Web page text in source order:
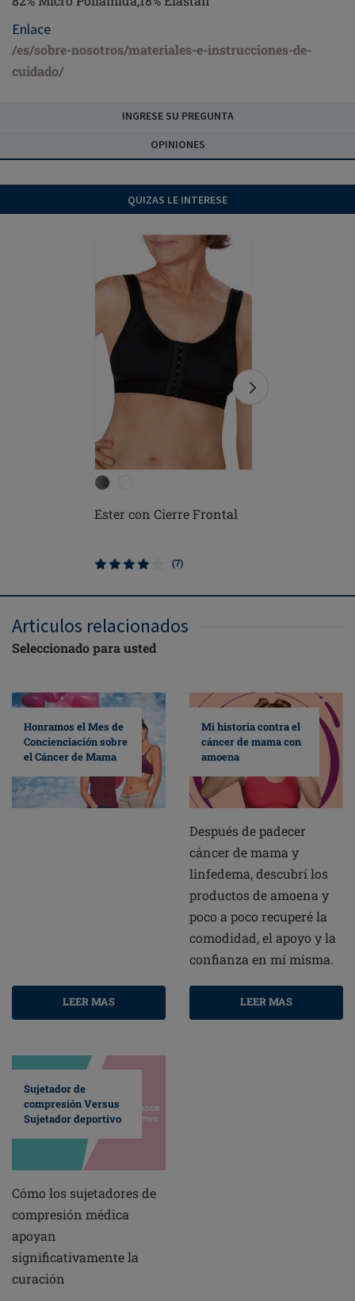
Enlace
/es/sobre-nosotros/materiales-e-instrucciones-de-
cuidado/
INGRESE SU PREGUNTA
OPINIONES
QUIZAS LE INTERESE
Ester con Cierre Frontal
(7)
Articulos relacionados
Seleccionado para usted
Honramos el Mes de
Concienciación sobre
el Cáncer de Mama
LEER MAS
Mi historia contra el
cáncer de mama con
amoena
Después de padecer
cáncer de mama y
linfedema, descubrí los
productos de amoena y
poco a poco recuperé la
comodidad, el apoyo y la
confianza en mí misma.
LEER MAS
Sujetador de
compresión Versus
Sujetador deportivo
Cómo los sujetadores de
compresión médica
apoyan
significativamente la
curación